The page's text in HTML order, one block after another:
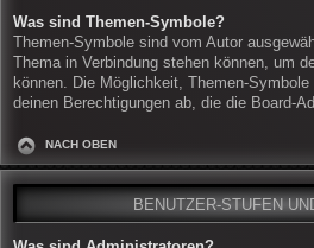
Was sind Themen-Symbole?
Themen-Symbole sind vom Autor
Thema in Verbindung stehen können, um
können. Die Möglichkeit, Themen-
deinen Berechtigungen ab, die die Board-
NACH OBEN
BENUTZER-STUFEN